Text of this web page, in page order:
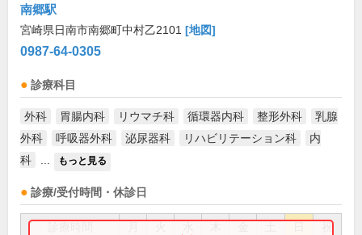
南郷駅
宮崎県日南市南郷町中村乙2101 [地図]
0987-64-0305
診療科目
外科 胃腸内科 リウマチ科 循環器内科 整形外科
乳腺
外科
呼吸器外科 泌尿器科 リハビリテーション科
内
科
もっと見る
診療/受付時間・休診日
祝